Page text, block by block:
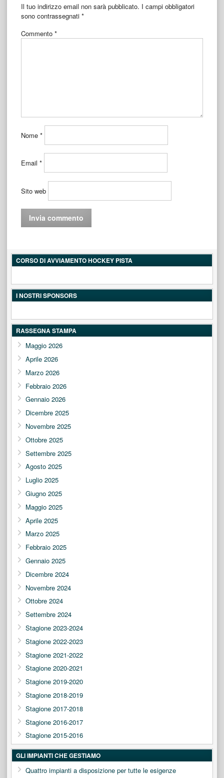
Il tuo indirizzo email non sarà pubblicato. I campi obbligatori
sono contrassegnati *
Commento *
Nome *
Email *
Sito web
CORSO DI AVVIAMENTO HOCKEY PISTA
I NOSTRI SPONSORS
RASSEGNA STAMPA
Maggio 2026
Aprile 2026
Marzo 2026
Febbraio 2026
Gennaio 2026
Dicembre 2025
Novembre 2025
Ottobre 2025
Settembre 2025
Agosto 2025
Luglio 2025
Giugno 2025
Maggio 2025
Aprile 2025
Marzo 2025
Febbraio 2025
Gennaio 2025
Dicembre 2024
Novembre 2024
Ottobre 2024
Settembre 2024
Stagione 2023-2024
Stagione 2022-2023
Stagione 2021-2022
Stagione 2020-2021
Stagione 2019-2020
Stagione 2018-2019
Stagione 2017-2018
Stagione 2016-2017
Stagione 2015-2016
GLI IMPIANTI CHE GESTIAMO
Quattro impianti a disposizione per tutte le esigenze